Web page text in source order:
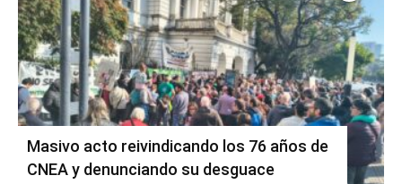
Masivo acto reivindicando los 76 años de
CNEA y denunciando su desguace